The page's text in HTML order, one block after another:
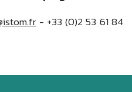
- +33 (0)2 53 61 84